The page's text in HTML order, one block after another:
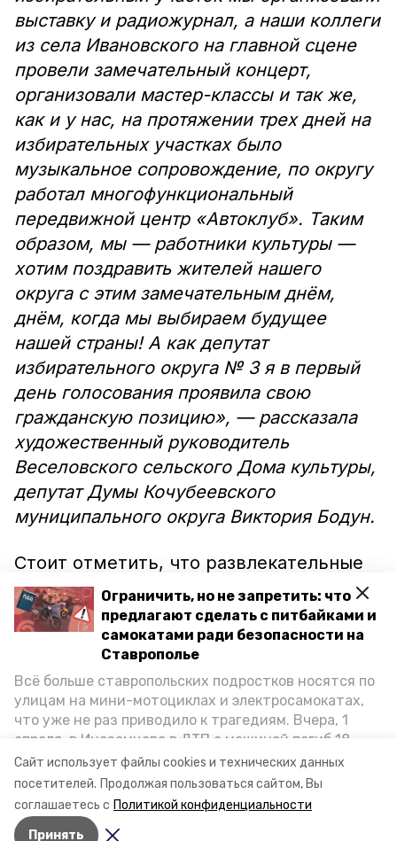
Сайт использует файлы cookies и технических данных
посетителей. Продолжая пользоваться сайтом, Вы
соглашаетесь с Политикой конфиденциальности
Принять
Ограничить, но не запретить: что
предлагают сделать с питбайками и
самокатами ради безопасности на
Ставрополье
Всё больше ставропольских подростков носятся по
улицам на мини-мотоциклах и электросамокатах,
что уже не раз приводило к трагедиям. Вчера, 1
апреля, в Иноземцево в ДТП с машиной погиб 18-
летний пассажир питбайка, катавшийся без шлема.
Как избежать несчастных случаев, обсудили на
пресс-конференции «Победы26» в РИЦ СК
представители Госавтоинспекции и Общественной
палаты Ставропольского края.
выставку и радиожурнал, а наши коллеги
из села Ивановского на главной сцене
провели замечательный концерт,
организовали мастер-классы и так же,
как и у нас, на протяжении трех дней на
избирательных участках было
музыкальное сопровождение, по округу
работал многофункциональный
передвижной центр «Автоклуб». Таким
образом, мы — работники культуры —
хотим поздравить жителей нашего
округа с этим замечательным днём,
днём, когда мы выбираем будущее
нашей страны! А как депутат
избирательного округа № 3 я в первый
день голосования проявила свою
гражданскую позицию», — рассказала
художественный руководитель
Веселовского сельского Дома культуры,
депутат Думы Кочубеевского
муниципального округа Виктория Бодун.
Стоит отметить, что развлекательные
программы для жителей округа
проходили до закрытия избирательных
участков.
Напомним, сегодня завершились
трёхдневные выборы. На каждом
избирательном участке были
наблюдатели, в том числе от партии
«Единая Россия».